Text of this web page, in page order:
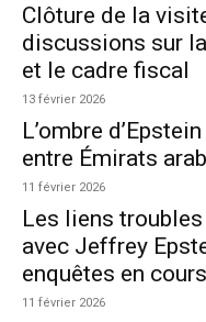
Clôture de la
discussions sur
et le cadre fiscal
13 février 2026
L’ombre
entre Émirats
11 février 2026
Les liens
avec Jeffrey
enquêtes en cours
11 février 2026